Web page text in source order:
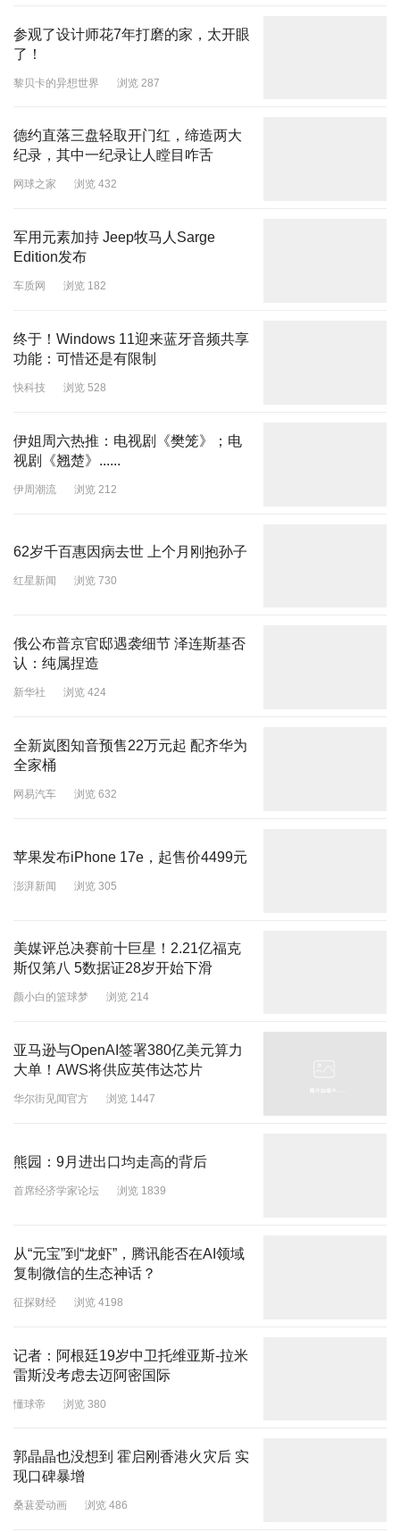
参观了设计师花7年打磨的家，太开眼
了！
黎贝卡的异想世界 浏览 287
德约直落三盘轻取开门红，缔造两大
纪录，其中一纪录让人瞠目咋舌
网球之家 浏览 432
军用元素加持 Jeep牧马人Sarge
Edition发布
车质网 浏览 182
终于！Windows 11迎来蓝牙音频共享
功能：可惜还是有限制
快科技 浏览 528
伊姐周六热推：电视剧《樊笼》；电
视剧《翘楚》......
伊周潮流 浏览 212
62岁千百惠因病去世 上个月刚抱孙子
红星新闻 浏览 730
俄公布普京官邸遇袭细节 泽连斯基否
认：纯属捏造
新华社 浏览 424
全新岚图知音预售22万元起 配齐华为
全家桶
网易汽车 浏览 632
苹果发布iPhone 17e，起售价4499元
澎湃新闻 浏览 305
美媒评总决赛前十巨星！2.21亿福克
斯仅第八 5数据证28岁开始下滑
颜小白的篮球梦 浏览 214
亚马逊与OpenAI签署380亿美元算力
大单！AWS将供应英伟达芯片
华尔街见闻官方 浏览 1447
熊园：9月进出口均走高的背后
首席经济学家论坛 浏览 1839
从“元宝”到“龙虾”，腾讯能否在AI领域
复制微信的生态神话？
征探财经 浏览 4198
记者：阿根廷19岁中卫托维亚斯-拉米
雷斯没考虑去迈阿密国际
懂球帝 浏览 380
郭晶晶也没想到 霍启刚香港火灾后 实
现口碑暴增
桑葚爱动画 浏览 486